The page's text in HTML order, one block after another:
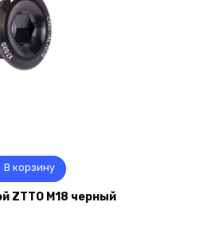
В корзину
ZTTO M18 черный